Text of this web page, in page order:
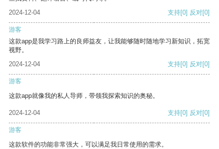
2024-12-04
支持[0] 反对[0]
游客
这款app是我学习路上的良师益友，让我能够随时随地学习新知识，拓宽
视野。
2024-12-04
支持[0] 反对[0]
游客
这款app就像我的私人导师，带领我探索知识的奥秘。
2024-12-04 支持[0] 反对[0]
游客
这款软件的功能非常强大，可以满足我日常使用的需求。